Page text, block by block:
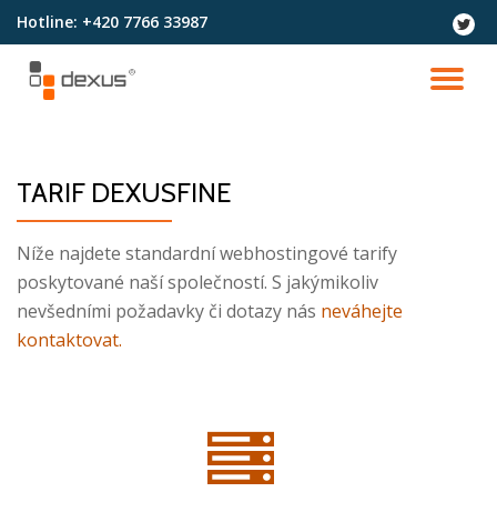
Hotline: +420 7766 33987
fa-
twitter
TARIF DEXUSFINE
Níže najdete standardní webhostingové tarify
poskytované naší společností. S jakýmikoliv
nevšedními požadavky či dotazy nás neváhejte
kontaktovat.